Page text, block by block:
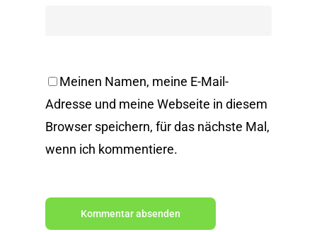
Meinen Namen, meine E-Mail-
Adresse und meine Webseite in diesem
Browser speichern, für das nächste Mal,
wenn ich kommentiere.